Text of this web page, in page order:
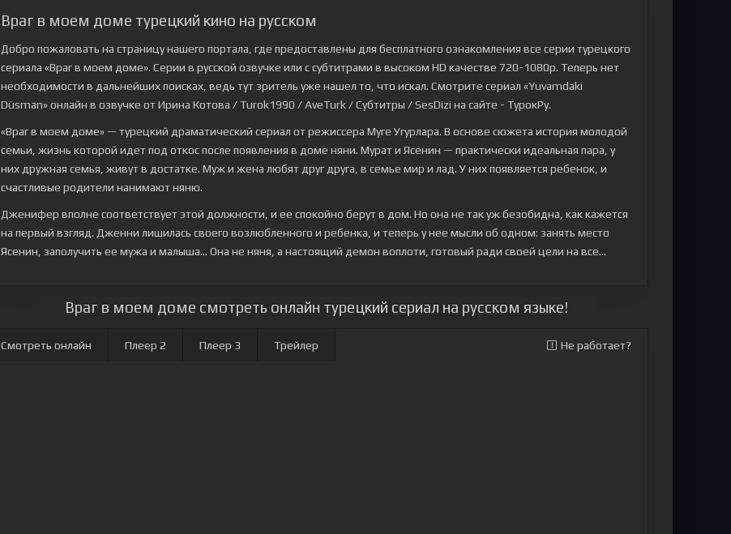
Враг в моем доме турецкий кино на русском
Добро пожаловать на страницу нашего портала, где предоставлены для бесплатного ознакомления все серии турецкого
сериала «Враг в моем доме». Серии в русской озвучке или с субтитрами в высоком HD качестве 720-1080p. Теперь нет
необходимости в дальнейших поисках, ведь тут зритель уже нашел то, что искал. Смотрите сериал «Yuvamdaki
Düsman» онлайн в озвучке от Ирина Котова / Turok1990 / AveTurk / Субтитры / SesDizi на сайте - ТурокРу.
«Враг в моем доме» — турецкий драматический сериал от режиссера Муге Угурлара. В основе сюжета история молодой
семьи, жизнь которой идет под откос после появления в доме няни. Мурат и Ясенин — практически идеальная пара, у
них дружная семья, живут в достатке. Муж и жена любят друг друга, в семье мир и лад. У них появляется ребенок, и
счастливые родители нанимают няню.
Дженифер вполне соответствует этой должности, и ее спокойно берут в дом. Но она не так уж безобидна, как кажется
на первый взгляд. Дженни лишилась своего возлюбленного и ребенка, и теперь у нее мысли об одном: занять место
Ясенин, заполучить ее мужа и малыша... Она не няня, а настоящий демон воплоти, готовый ради своей цели на все...
Враг в моем доме смотреть онлайн турецкий сериал на русском языке!
Смотреть онлайн Плеер 2 Плеер 3 Трейлер Не работает?